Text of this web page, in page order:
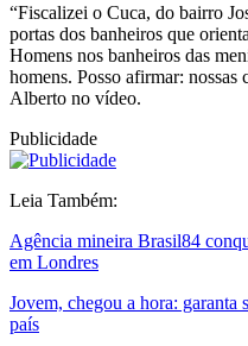
“Fiscalizei o Cuca, do bairro
portas dos banheiros que
Homens nos banheiros das
homens. Posso afirmar: nossas
Alberto no vídeo.
Publicidade
Leia Também:
Agência mineira Brasil84
em Londres
Jovem, chegou a hora: garanta
país